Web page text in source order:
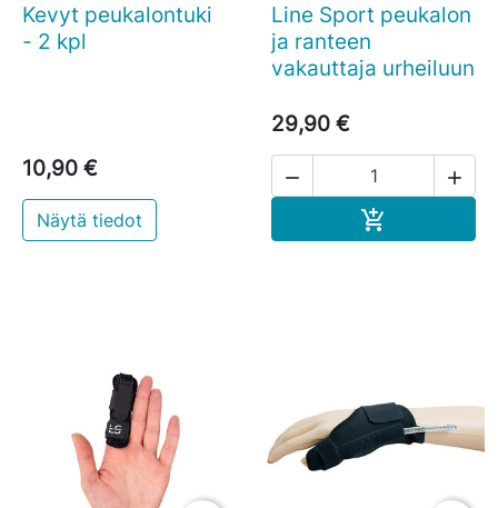
Kevyt peukalontuki
- 2 kpl
10,90 €
Näytä tiedot
Line Sport peukalon
ja ranteen
vakauttaja urheiluun
29,90 €
 
